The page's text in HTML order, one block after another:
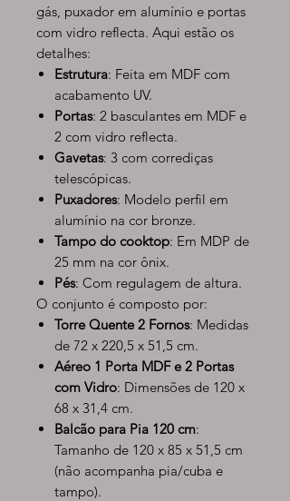
gás, puxador em alumínio e portas
com vidro reflecta. Aqui estão os
detalhes:
Estrutura: Feita em MDF com
acabamento UV.
Portas: 2 basculantes em MDF e
2 com vidro reflecta.
Gavetas: 3 com corrediças
telescópicas.
Puxadores: Modelo perfil em
alumínio na cor bronze.
Tampo do cooktop: Em MDP de
25 mm na cor ônix.
Pés: Com regulagem de altura.
O conjunto é composto por:
Torre Quente 2 Fornos: Medidas
de 72 x 220,5 x 51,5 cm.
Aéreo 1 Porta MDF e 2 Portas
com Vidro: Dimensões de 120 x
68 x 31,4 cm.
Balcão para Pia 120 cm:
Tamanho de 120 x 85 x 51,5 cm
(não acompanha pia/cuba e
tampo).